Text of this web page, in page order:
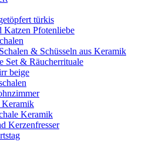
türkis
Katzen Pfotenliebe
& Schüsseln aus Keramik
Set & Räucherrituale
beige
Keramik
Keramik
Kerzenfresser